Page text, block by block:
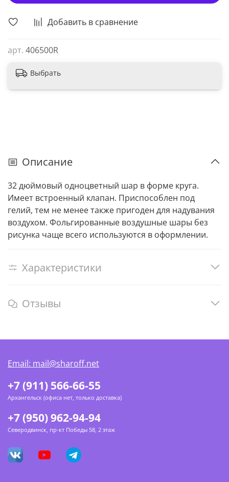
Добавить в сравнение
арт. 406500R
Выбрать
Описание
32 дюймовый одноцветный шар в форме круга.
Имеет встроенный клапан. Приспособлен под
гелий, тем не менее также пригоден для надувания
воздухом. Фольгированные воздушные шары без
рисунка чаще всего используются в оформлении.
Характеристики
Отзывы
+7 (911) 566-66-55
Архангельск (офиса нет, только доставка)
+7 (950) 962-94-94
Северодвинск, пр-кт Победы 58, 2 этаж
Email: mail@sharoff.net